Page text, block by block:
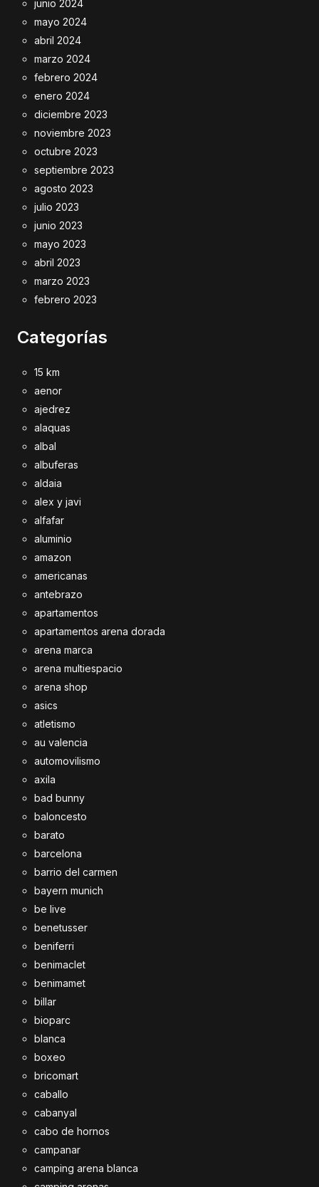
junio 2024
mayo 2024
abril 2024
marzo 2024
febrero 2024
enero 2024
diciembre 2023
noviembre 2023
octubre 2023
septiembre 2023
agosto 2023
julio 2023
junio 2023
mayo 2023
abril 2023
marzo 2023
febrero 2023
Categorías
15 km
aenor
ajedrez
alaquas
albal
albuferas
aldaia
alex y javi
alfafar
aluminio
amazon
americanas
antebrazo
apartamentos
apartamentos arena dorada
arena marca
arena multiespacio
arena shop
asics
atletismo
au valencia
automovilismo
axila
bad bunny
baloncesto
barato
barcelona
barrio del carmen
bayern munich
be live
benetusser
beniferri
benimaclet
benimamet
billar
bioparc
blanca
boxeo
bricomart
caballo
cabanyal
cabo de hornos
campanar
camping arena blanca